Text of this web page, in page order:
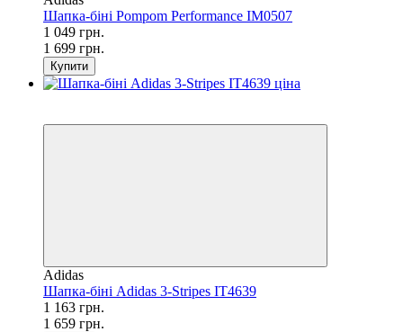
Шапка-біні Pompom Performance IM0507
1 049 грн.
1 699 грн.
Купити
Adidas
Шапка-біні Adidas 3-Stripes IT4639
1 163 грн.
1 659 грн.